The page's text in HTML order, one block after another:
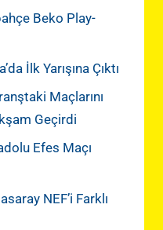
Beko Play-
İlk Yarışına Çıktı
Maçlarını
Geçirdi
Efes Maçı
NEF’i Farklı